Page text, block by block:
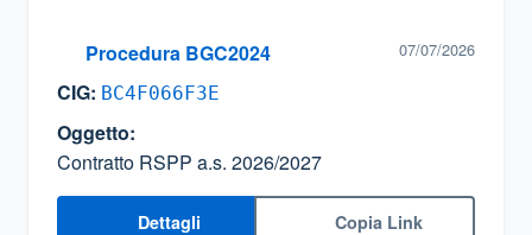
Procedura BGC2024 07/07/2026
CIG: BC4F066F3E
Oggetto:
Contratto RSPP a.s. 2026/2027
Dettagli Copia Link